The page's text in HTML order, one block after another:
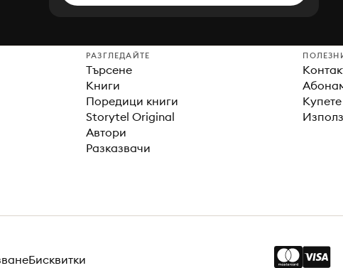
РАЗГЛЕДАЙТЕ
Търсене
Книги
Поредици книги
Storytel Original
Автори
Разказвачи
Бисквитки